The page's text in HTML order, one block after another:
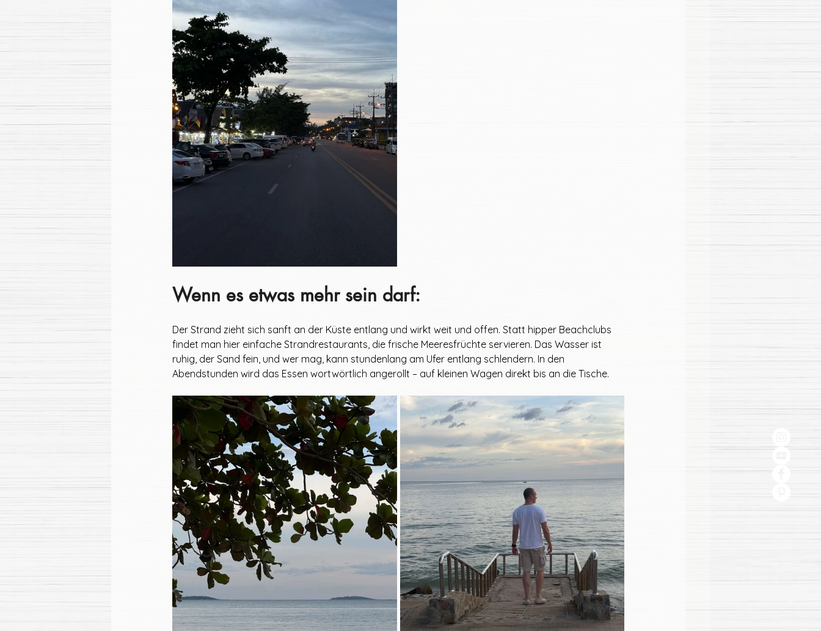
Wenn es etwas mehr sein darf:
Der Strand zieht sich sanft an der Küste entlang und wirkt weit und offen. Statt hipper Beachclubs
findet man hier einfache Strandrestaurants, die frische Meeresfrüchte servieren. Das Wasser ist
ruhig, der Sand fein, und wer mag, kann stundenlang am Ufer entlang schlendern. In den
Abendstunden wird das Essen wortwörtlich angerollt – auf kleinen Wagen direkt bis an die Tische.